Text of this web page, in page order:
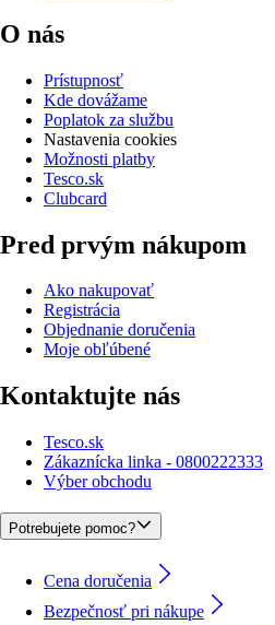
O nás
Prístupnosť
Kde dovážame
Poplatok za službu
Nastavenia cookies
Možnosti platby
Tesco.sk
Clubcard
Pred prvým nákupom
Ako nakupovať
Registrácia
Objednanie doručenia
Moje obľúbené
Kontaktujte nás
Tesco.sk
Zákaznícka linka - 0800222333
Výber obchodu
Potrebujete pomoc?
Cena doručenia
Bezpečnosť pri nákupe